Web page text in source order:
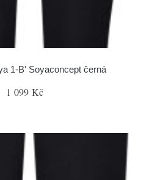
1-B' Soyaconcept černá
1 099 Kč